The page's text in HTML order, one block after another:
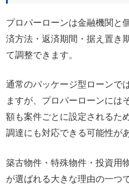
プロパーローンは金融機関と
済方法・返済期間・据え置き
て調整できます。
通常のパッケージ型ローンで
ますが、プロパーローンには
額も案件ごとに設定されるた
調達にも対応できる可能性が
築古物件・特殊物件・投資用
が選ばれる大きな理由の一つで